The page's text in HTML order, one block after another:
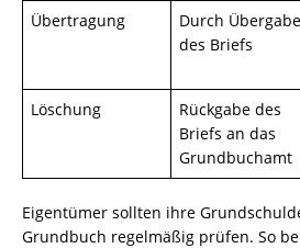
Übertragung
Durch Übergabe
des Briefs
Löschung
Rückgabe des
Briefs an das
Grundbuchamt
Eigentümer sollten ihre
Grundbuch regelmäßig prüfen. So